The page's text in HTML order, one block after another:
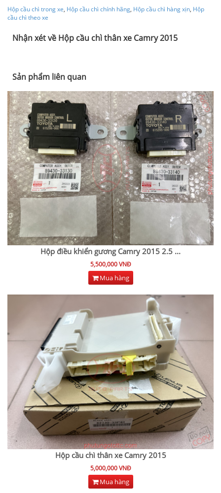
Hộp cầu chì trong xe, Hộp cầu chì chính hãng, Hộp cầu chì hàng xịn, Hộp
cầu chì theo xe
Nhận xét về Hộp cầu chì thân xe Camry 2015
Sản phẩm liên quan
Hộp điều khiển gương Camry 2015 2.5 ...
5,500,000 VNĐ
Mua hàng
Hộp cầu chì thân xe Camry 2015
5,000,000 VNĐ
Mua hàng